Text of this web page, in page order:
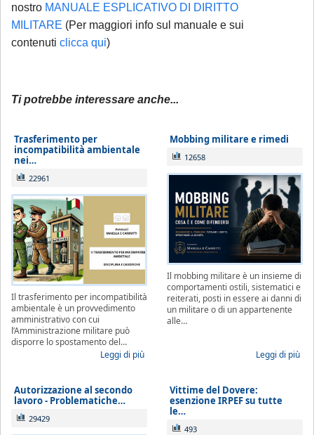
nostro MANUALE ESPLICATIVO DI DIRITTO
MILITARE (Per maggiori info sul manuale e sui
contenuti clicca qui)
Ti potrebbe interessare anche...
Trasferimento per
incompatibilità ambientale
nei…
22961
Il trasferimento per incompatibilità
ambientale è un provvedimento
amministrativo con cui
l’Amministrazione militare può
disporre lo spostamento del…
Leggi di più
Mobbing militare e rimedi
12658
Il mobbing militare è un insieme di
comportamenti ostili, sistematici e
reiterati, posti in essere ai danni di
un militare o di un appartenente
alle…
Leggi di più
Autorizzazione al secondo
lavoro - Problematiche…
29429
Vittime del Dovere:
esenzione IRPEF su tutte
le…
493